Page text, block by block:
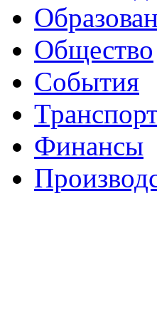
Общество
События
Финансы